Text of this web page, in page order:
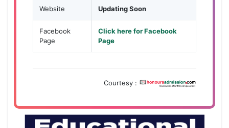
Website Updating Soon
Facebook
Page
Click here for Facebook
Page
Courtesy :